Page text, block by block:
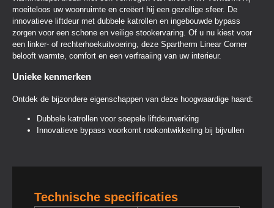
moeiteloos uw woonruimte en creëert hij een gezellige sfeer. De
innovatieve liftdeur met dubbele katrollen en ingebouwde bypass
zorgen voor een schone en veilige stookervaring. Of u nu kiest voor
een linker- of rechterhoekuitvoering, deze Spartherm Linear Corner
belooft warmte, comfort en een verfraaiing van uw interieur.
Unieke kenmerken
Ontdek de bijzondere eigenschappen van deze hoogwaardige haard:
Dubbele katrollen voor soepele liftdeurwerking
Innovatieve bypass voorkomt rookontwikkeling bij bijvullen
Technische specificaties